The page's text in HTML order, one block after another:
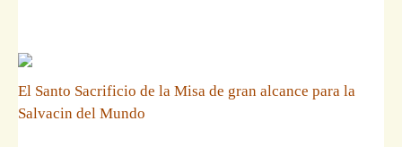
El Santo Sacrificio de la Misa de gran alcance para la
Salvacin del Mundo